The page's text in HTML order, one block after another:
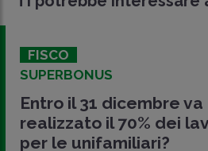
FISCO
SUPERBONUS
Entro il 31 dicembre va
realizzato il 70% dei
per le unifamiliari?